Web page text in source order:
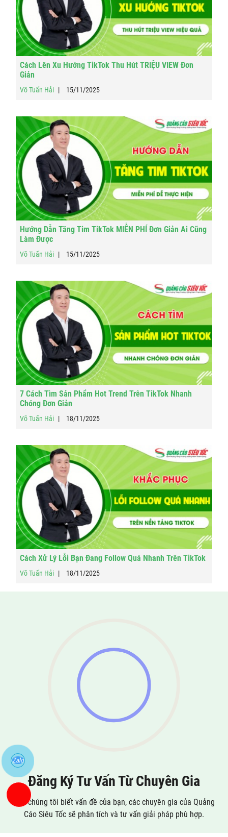
Cách Lên Xu Hướng TikTok Thu Hút TRIỆU VIEW Đơn
Giản
Võ Tuấn Hải 15/11/2025
Hướng Dẫn Tăng Tim TikTok MIỄN PHÍ Đơn Giản Ai Cũng
Làm Được
Võ Tuấn Hải 15/11/2025
7 Cách Tìm Sản Phẩm Hot Trend Trên TikTok Nhanh
Chóng Đơn Giản
Võ Tuấn Hải 18/11/2025
Cách Xử Lý Lỗi Bạn Đang Follow Quá Nhanh Trên TikTok
Võ Tuấn Hải 18/11/2025
Đăng Ký Tư Vấn Từ Chuyên Gia
Cho chúng tôi biết vấn đề của bạn, các chuyên gia của Quảng
Cáo Siêu Tốc sẽ phân tích và tư vấn giải pháp phù hợp.
Zalo